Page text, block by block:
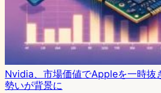
Nvidia、市場価値でAppleを一時抜
勢いが背景に